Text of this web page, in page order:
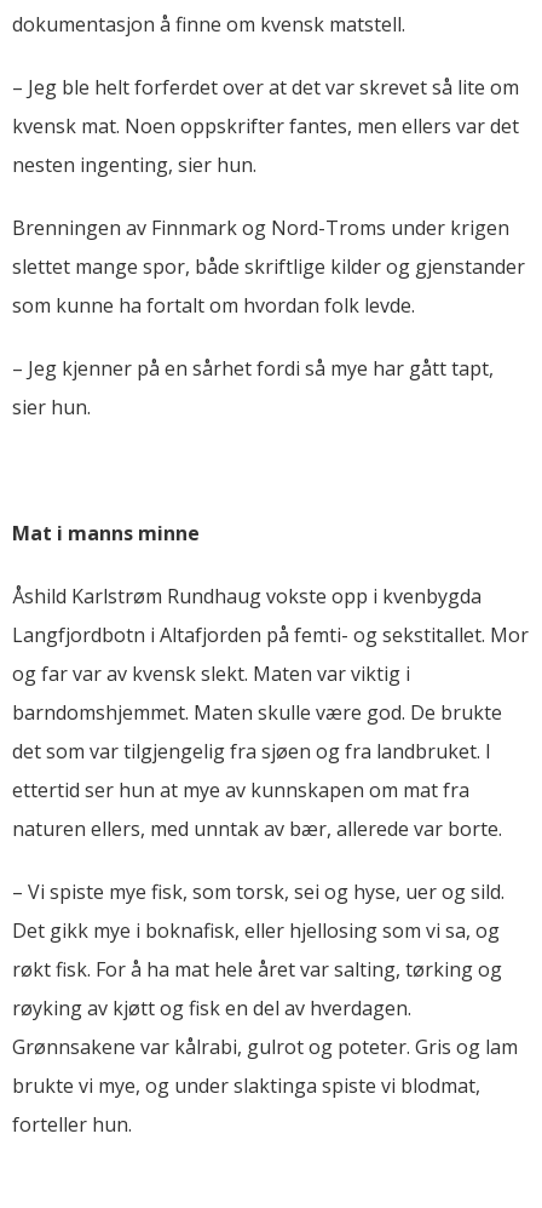
dokumentasjon å finne om kvensk matstell.
– Jeg ble helt forferdet over at det var skrevet så lite om
kvensk mat. Noen oppskrifter fantes, men ellers var det
nesten ingenting, sier hun.
Brenningen av Finnmark og Nord-Troms under krigen
slettet mange spor, både skriftlige kilder og gjenstander
som kunne ha fortalt om hvordan folk levde.
– Jeg kjenner på en sårhet fordi så mye har gått tapt,
sier hun.
Mat i manns minne
Åshild Karlstrøm Rundhaug vokste opp i kvenbygda
Langfjordbotn i Altafjorden på femti- og sekstitallet. Mor
og far var av kvensk slekt. Maten var viktig i
barndomshjemmet. Maten skulle være god. De brukte
det som var tilgjengelig fra sjøen og fra landbruket. I
ettertid ser hun at mye av kunnskapen om mat fra
naturen ellers, med unntak av bær, allerede var borte.
– Vi spiste mye fisk, som torsk, sei og hyse, uer og sild.
Det gikk mye i boknafisk, eller hjellosing som vi sa, og
røkt fisk. For å ha mat hele året var salting, tørking og
røyking av kjøtt og fisk en del av hverdagen.
Grønnsakene var kålrabi, gulrot og poteter. Gris og lam
brukte vi mye, og under slaktinga spiste vi blodmat,
forteller hun.